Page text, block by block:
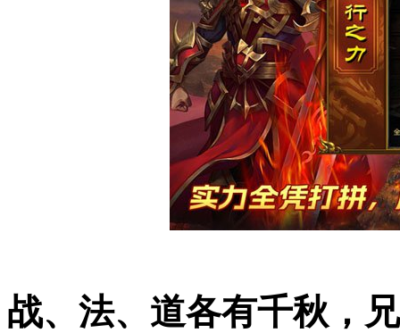
战、法、道各有千秋，